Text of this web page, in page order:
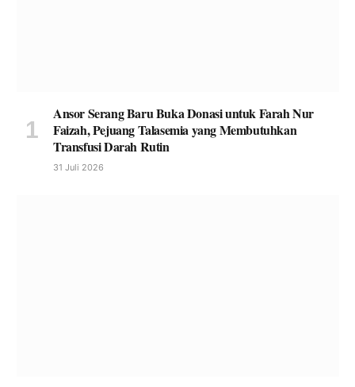
Ansor Serang Baru Buka Donasi untuk Farah Nur
Faizah, Pejuang Talasemia yang Membutuhkan
Transfusi Darah Rutin
31 Juli 2026